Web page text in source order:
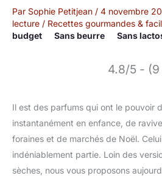
Par Sophie Petitjean / 4 novembre
lecture / Recettes gourmandes &
budget
Sans beurre Sans
4.8/5 - (9
Il est des parfums qui ont le pouvoir
instantanément en enfance, de
foraines et de marchés de Noël.
indéniablement partie. Loin des
sèches, nous vous proposons